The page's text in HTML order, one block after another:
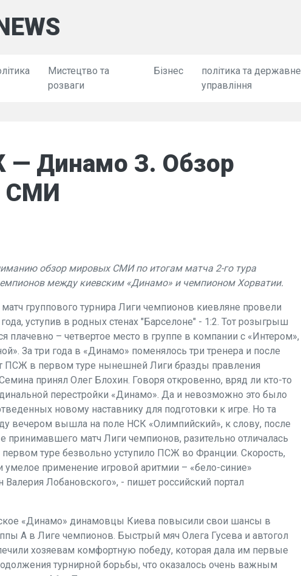
Мистецтво та
розваги
Бізнес
політика та державне
управління
— Динамо З. Обзор
СМИ
обзор мировых СМИ по итогам матча 2-го тура
между киевским «Динамо» и чемпионом Хорватии.
группового турнира Лиги чемпионов киевляне провели
уступив в родных стенах "Барселоне" - 1:2. Тот розыгрыш
плачевно – четвертое место в группе в компании с «Интером»,
За три года в «Динамо» поменялось три тренера и после
ПСЖ в первом туре нынешней Лиги бразды правления
принял Олег Блохин. Говоря откровенно, вряд ли кто-то
перестройки «Динамо». Да и невозможно это было
новому наставнику для подготовки к игре. Но та
вечером вышла на поле НСК «Олимпийский», к слову, после
принимавшего матч Лиги чемпионов, разительно отличалась
первом туре безвольно уступило ПСЖ во Франции. Скорость,
умелое применение игровой аритмии – «бело-синие»
Лобановского», - пишет российский портал
«Динамо» динамовцы Киева повысили свои шансы в
А в Лиге чемпионов. Быстрый мяч Олега Гусева и автогол
хозяевам комфортную победу, которая дала им первые
турнирной борьбы, что оказалось очень важным